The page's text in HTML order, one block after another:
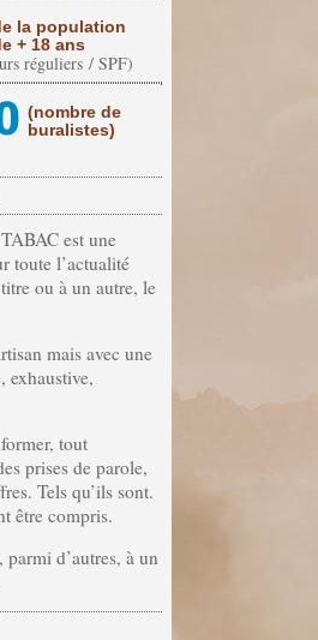
la population
+ 18 ans
réguliers / SPF)
(nombre de
buralistes)
est une
toute l’actualité
ou à un autre, le
mais avec une
exhaustive,
tout
prises de parole,
Tels qu’ils sont.
être compris.
d’autres, à un